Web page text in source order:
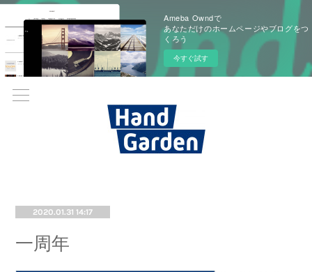
Ameba Owndで
あなただけのホームページやブログをつ
くろう
今すぐ試す
2020.01.31 14:17
一周年